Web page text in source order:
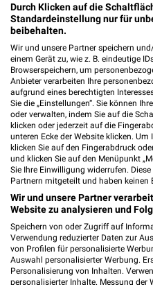
DEICHMANN
Bahnhofplatz 5 b
94481 Grafenau
Heute 09:00 -
407,44 km
DEICHMANN
Rodinger Straße
93413 Cham
Heute 09:00 -
DEICHMANN
Straubinger
Durch Klicken auf die
Standardeinstellung nur für
beibehalten.
Wir und unsere Partner speichern
einem Gerät zu, wie z. B. eindeutige
Browserspeichern, um
Anbieter verarbeiten Ihre
aufgrund eines berechtigten
Sie die „Einstellungen“. Sie können
oder verwalten, indem Sie auf die
klicken oder jederzeit auf die
unteren Ecke der Website klicken.
klicken Sie auf den Fingerabdruck
und klicken Sie auf den Menüpunkt
Sie Ihre Einwilligung widerrufen.
Partnern mitgeteilt und haben keinen
Wir und unsere Partner
Website zu analysieren und
Speichern von oder Zugriff auf
Verwendung reduzierter Daten zur
von Profilen für personalisierte
Auswahl personalisierter Werbung.
Personalisierung von Inhalten.
personalisierter Inhalte. Messung der